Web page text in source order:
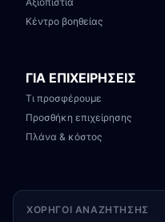
Κέντρο βοηθείας
ΓΙΑ ΕΠΙΧΕΙΡΗΣΕΙΣ
Τι προσφέρουμε
Προσθήκη επιχείρησης
Πλάνα & κόστος
ΧΟΡΗΓΟΊ ΑΝΑΖΉΤΗΣΗΣ